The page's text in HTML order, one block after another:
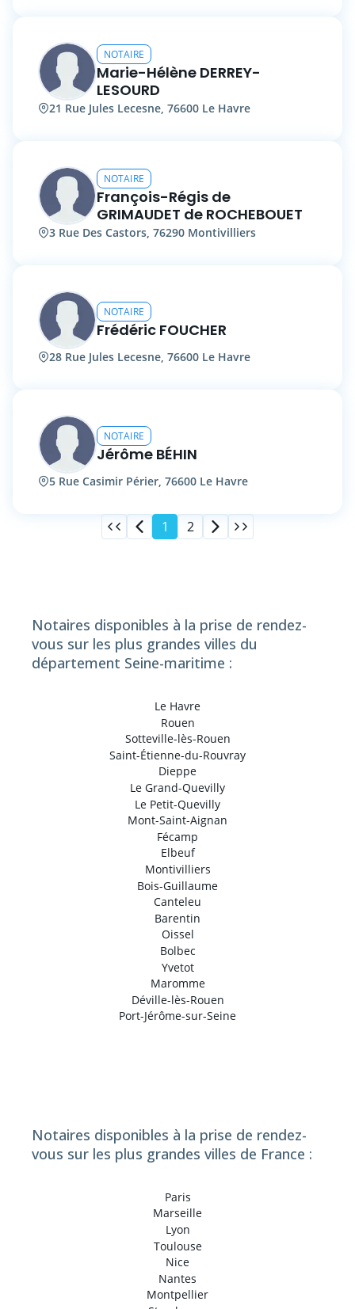
NOTAIRE
Marie-Hélène DERREY-
LESOURD
21 Rue Jules Lecesne, 76600 Le Havre
NOTAIRE
François-Régis de
GRIMAUDET de ROCHEBOUET
3 Rue Des Castors, 76290 Montivilliers
NOTAIRE
Frédéric FOUCHER
28 Rue Jules Lecesne, 76600 Le Havre
NOTAIRE
Jérôme BÉHIN
5 Rue Casimir Périer, 76600 Le Havre
1 2
Notaires disponibles à la prise de rendez-
vous sur les plus grandes villes du
département Seine-maritime :
Le Havre
Rouen
Sotteville-lès-Rouen
Saint-Étienne-du-Rouvray
Dieppe
Le Grand-Quevilly
Le Petit-Quevilly
Mont-Saint-Aignan
Fécamp
Elbeuf
Montivilliers
Bois-Guillaume
Canteleu
Barentin
Oissel
Bolbec
Yvetot
Maromme
Déville-lès-Rouen
Port-Jérôme-sur-Seine
Notaires disponibles à la prise de rendez-
vous sur les plus grandes villes de France :
Paris
Marseille
Lyon
Toulouse
Nice
Nantes
Montpellier